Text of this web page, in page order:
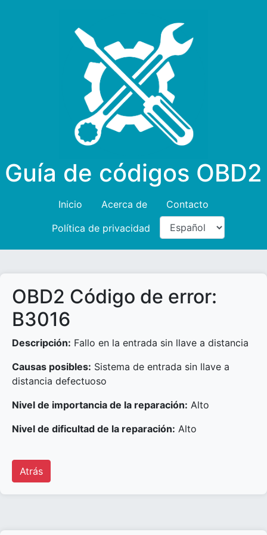
Guía de códigos OBD2
Inicio Acerca de
Contacto
Política de privacidad
OBD2 Código de error:
B3016
Descripción: Fallo en la entrada sin llave a distancia
Causas posibles: Sistema de entrada sin llave a
distancia defectuoso
Nivel de importancia de la reparación: Alto
Nivel de dificultad de la reparación: Alto
Atrás